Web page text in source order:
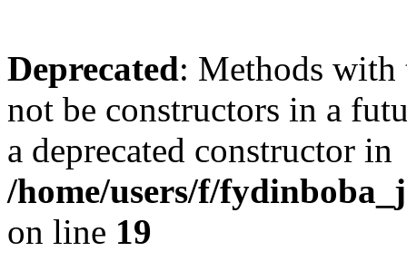
Deprecated: Methods with
not be constructors in a
a deprecated constructor in
/home/users/f/
on line 19